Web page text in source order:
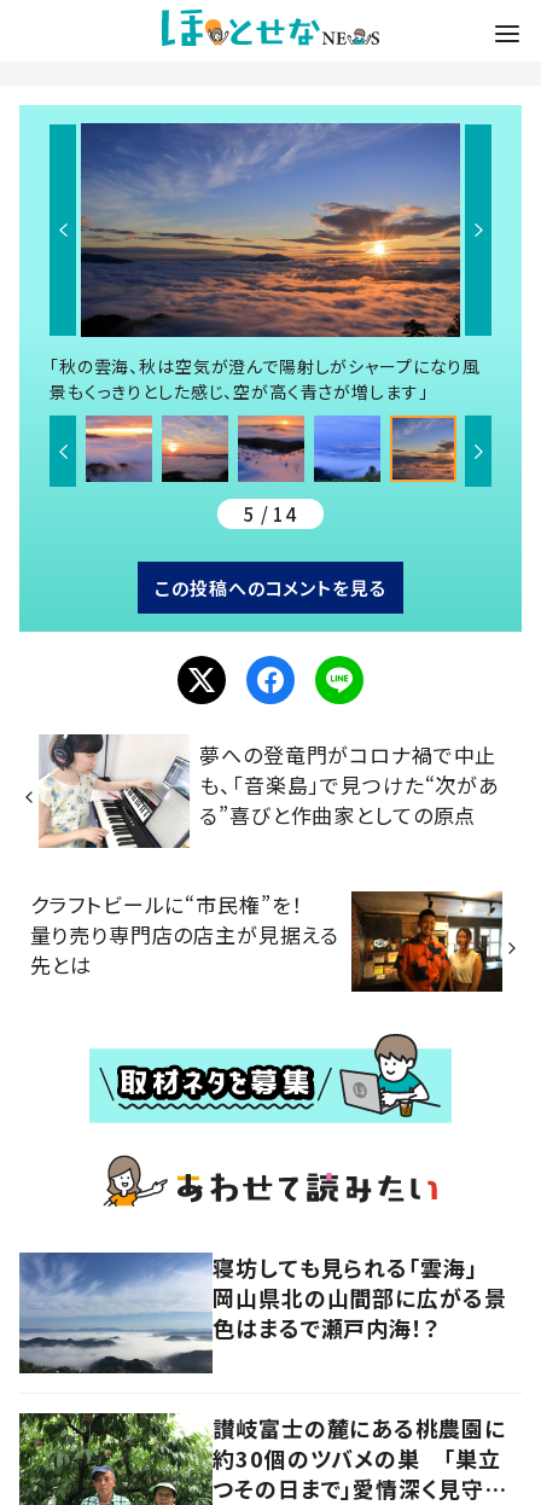
「秋の雲海、秋は空気が澄んで陽射しがシャープになり風
景もくっきりとした感じ、空が高く青さが増します」
5 / 14
この投稿へのコメントを見る
夢への登竜門がコロナ禍で中止
も、「音楽島」で見つけた“次があ
る”喜びと作曲家としての原点
クラフトビールに“市民権”を！
量り売り専門店の店主が見据える
先とは
寝坊しても見られる「雲海」
岡山県北の山間部に広がる景
色はまるで瀬戸内海！？
讃岐富士の麓にある桃農園に
約30個のツバメの巣 「巣立
つその日まで」愛情深く見守る